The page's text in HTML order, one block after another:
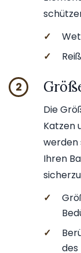
✓
✓
2
Die
Katzen
werden
Ihren
✓
✓
des